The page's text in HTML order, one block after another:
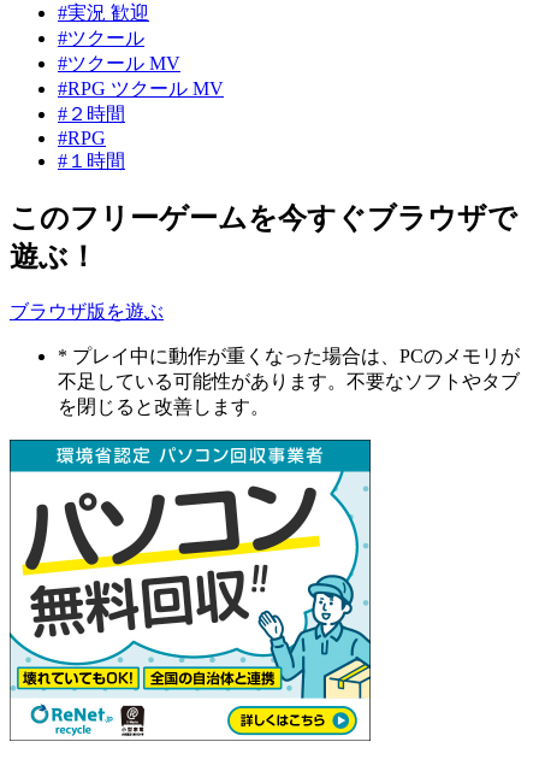
#実況 歓迎
#ツクール
#ツクール MV
#RPG ツクール MV
#２時間
#RPG
#１時間
このフリーゲームを今すぐブラウザで
遊ぶ！
ブラウザ版を遊ぶ
* プレイ中に動作が重くなった場合は、PCのメモリが
不足している可能性があります。不要なソフトやタブ
を閉じると改善します。